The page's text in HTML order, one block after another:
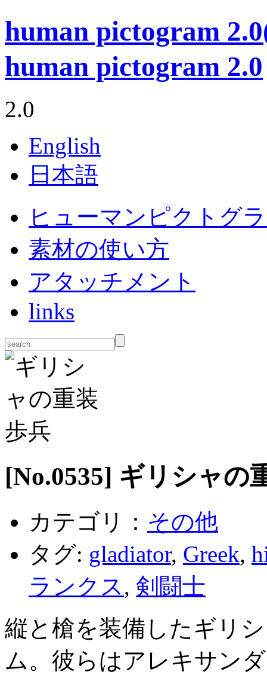
human pictogram
human pictogram 2.0
2.0
English
日本語
ヒューマンピクトグ
素材の使い方
アタッチメント
links
[No.0535] ギリシャの
カテゴリ： その他
タグ: gladiator, Greek,
ランクス, 剣闘士
縦と槍を装備したギリ
ム。彼らはアレキサン